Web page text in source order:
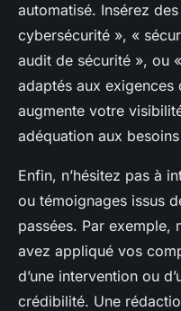
automatisé. Insérez
cybersécurité », «
audit de sécurité », ou
adaptés aux
augmente votre
adéquation aux
Enfin, n’hésitez pas à
ou témoignages issus
passées. Par exemple,
avez appliqué vos
d’une intervention ou
crédibilité. Une